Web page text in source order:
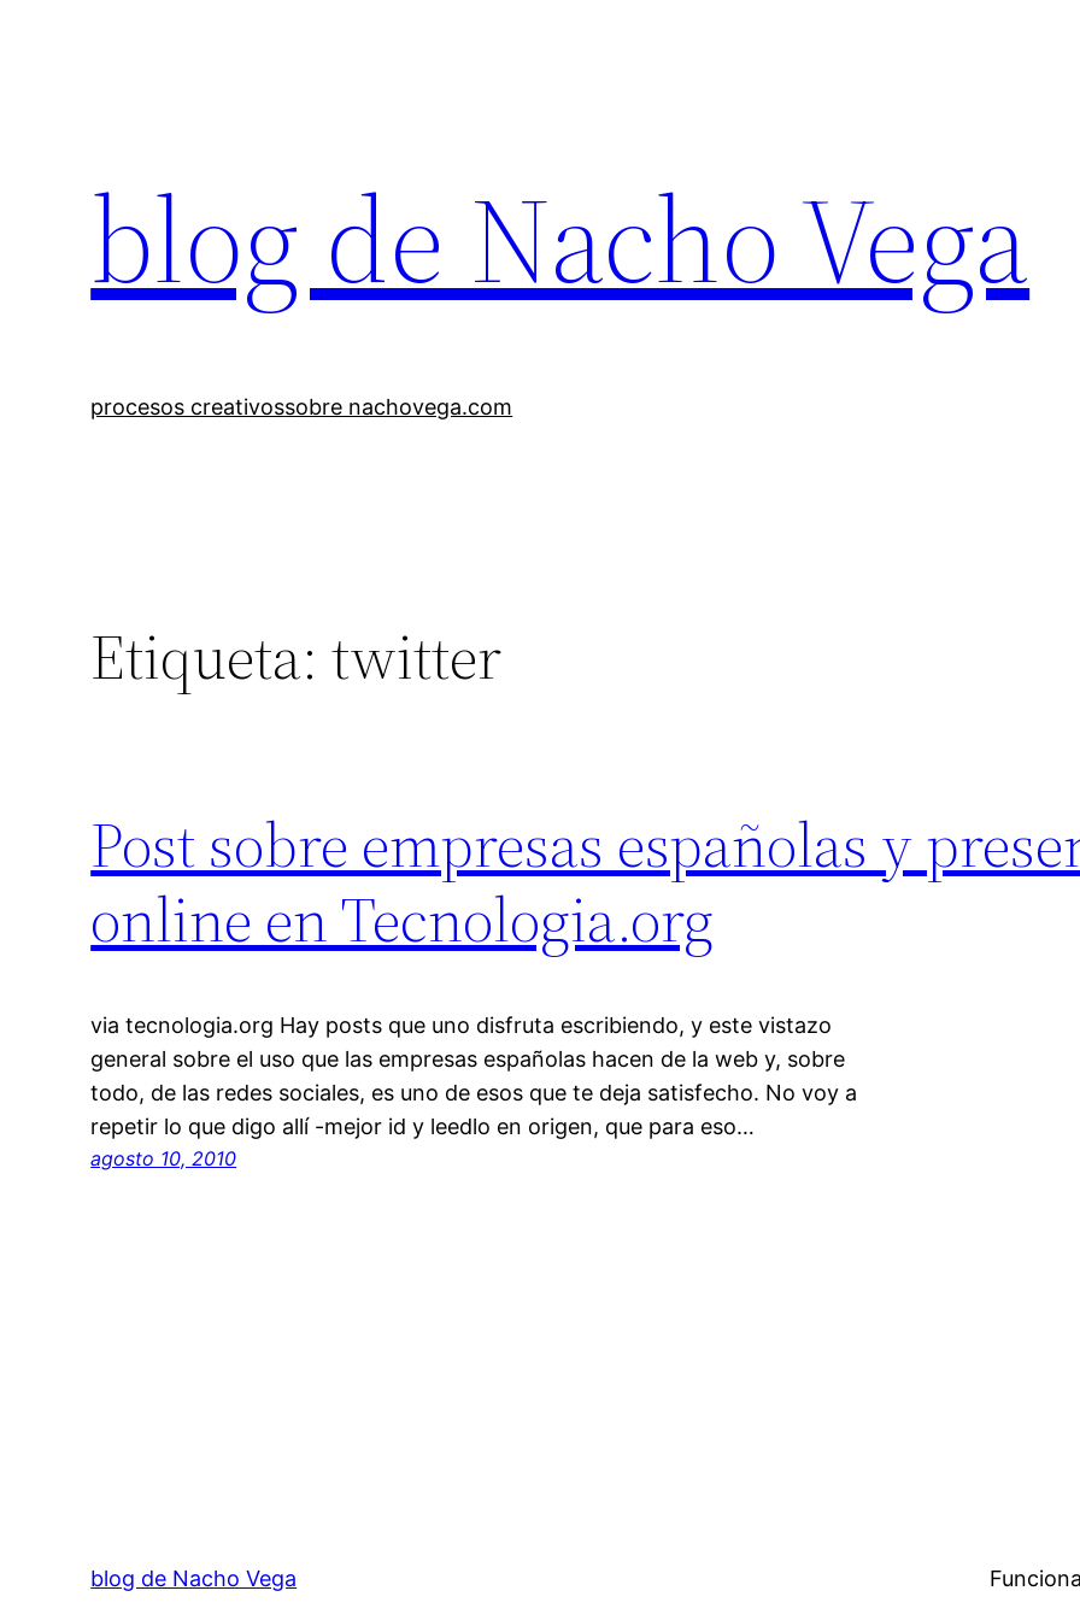
blog de Nacho Vega
procesos creativossobre nachovega.com
Etiqueta:twitter
Post sobre empresas españolas y
online en Tecnologia.org
via tecnologia.org Hay posts que uno disfruta escribiendo, y este vistazo
general sobre el uso que las empresas españolas hacen de la web y, sobre
todo, de las redes sociales, es uno de esos que te deja satisfecho. No voy a
repetir lo que digo allí -mejor id y leedlo en origen, que para eso…
agosto 10, 2010
blog de Nacho Vega